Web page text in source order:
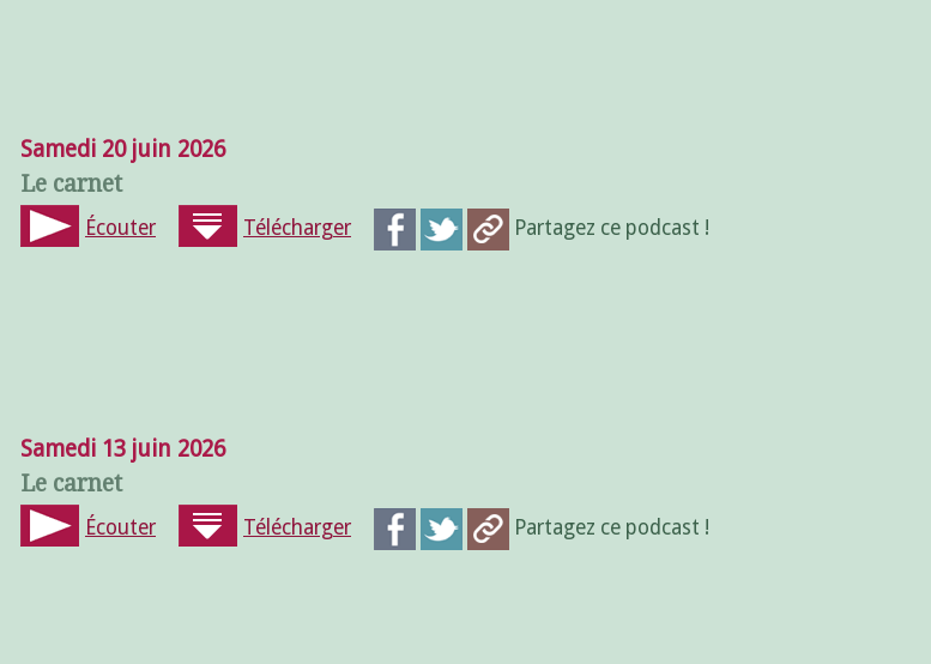
Samedi 20 juin 2026
Le carnet
Écouter Télécharger Partagez ce podcast !
Samedi 13 juin 2026
Le carnet
Écouter Télécharger Partagez ce podcast !